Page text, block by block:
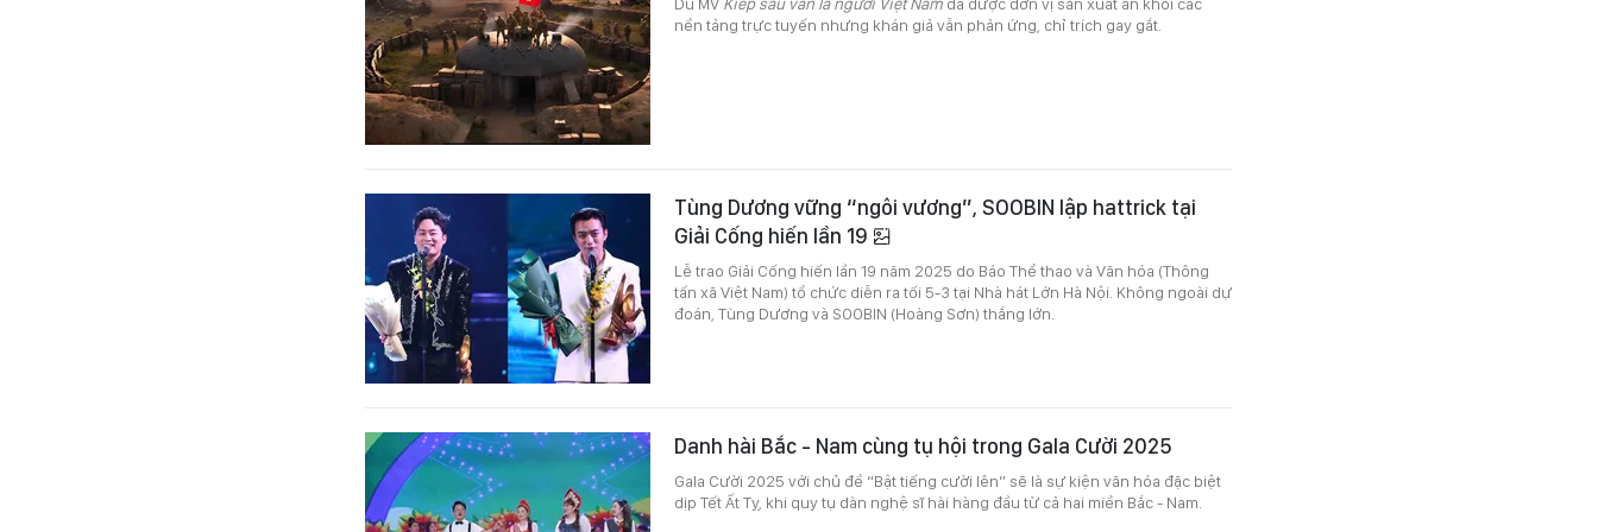
nền tảng trực tuyến nhưng khán giả vẫn phản ứng, chỉ trích gay gắt.
Tùng Dương vững “ngôi vương”, SOOBIN lập hattrick tại
Giải Cống hiến lần 19
Lễ trao Giải Cống hiến lần 19 năm 2025 do Báo Thể thao và Văn hóa (Thông
tấn xã Việt Nam) tổ chức diễn ra tối 5-3 tại Nhà hát Lớn Hà Nội. Không ngoài dự
đoán, Tùng Dương và SOOBIN (Hoàng Sơn) thắng lớn.
Danh hài Bắc - Nam cùng tụ hội trong Gala Cười 2025
Gala Cười 2025 với chủ đề “Bật tiếng cười lên” sẽ là sự kiện văn hóa đặc biệt
dịp Tết Ất Tỵ, khi quy tụ dàn nghệ sĩ hài hàng đầu từ cả hai miền Bắc - Nam.